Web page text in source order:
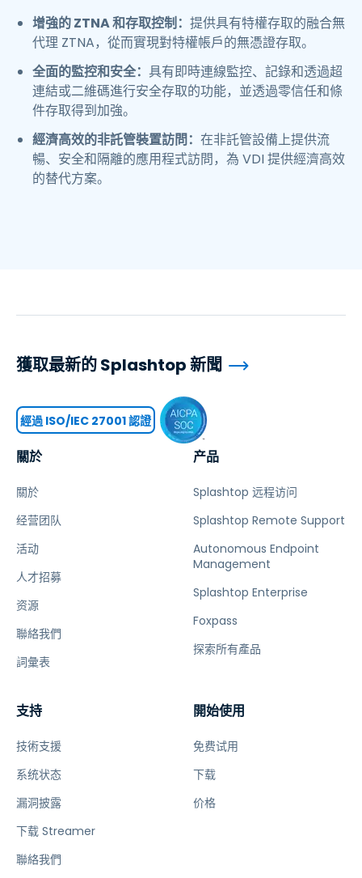
增強的 ZTNA 和存取控制： 提供具有特權存取的融合無
代理 ZTNA，從而實現對特權帳戶的無憑證存取。
全面的監控和安全： 具有即時連線監控、記錄和透過超
連結或二維碼進行安全存取的功能，並透過零信任和條
件存取得到加強。
經濟高效的非託管裝置訪問： 在非託管設備上提供流
暢、安全和隔離的應用程式訪問，為 VDI 提供經濟高效
的替代方案。
關於
關於
经营团队
活动
人才招募
资源
聯絡我們
詞彙表
产品
Splashtop 远程访问
Splashtop Remote Support
Autonomous Endpoint
Management
Splashtop Enterprise
Foxpass
探索所有產品
支持
技術支援
系统状态
漏洞披露
下载 Streamer
聯絡我們
開始使用
免费试用
下载
价格
獲取最新的 Splashtop 新聞
經過 ISO/IEC 27001 認證